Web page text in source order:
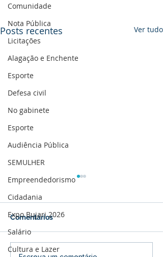
Comunidade
Nota Pública
Licitações
Alagação e Enchente
Esporte
Defesa civil
No gabinete
Esporte
Audiência Pública
SEMULHER
Empreendedorismo
Cidadania
Expo Bujari 2026
Salário
Cultura e Lazer
Posts recentes Ver tudo
Comentários